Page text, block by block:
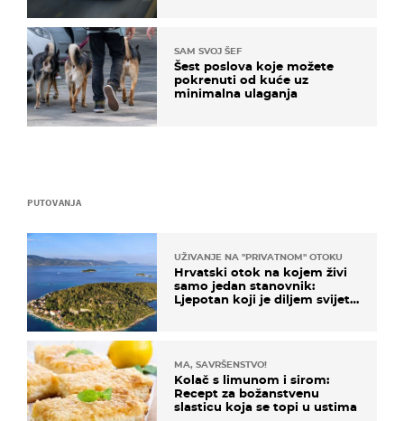
PUTOVANJA
UŽIVANJE NA "PRIVATNOM" OTOKU
Hrvatski otok na kojem živi
samo jedan stanovnik:
Ljepotan koji je diljem svijeta
MA, SAVRŠENSTVO!
Kolač s limunom i sirom:
Recept za božanstvenu
slasticu koja se topi u ustima
SAM SVOJ ŠEF
Šest poslova koje možete
pokrenuti od kuće uz
minimalna ulaganja